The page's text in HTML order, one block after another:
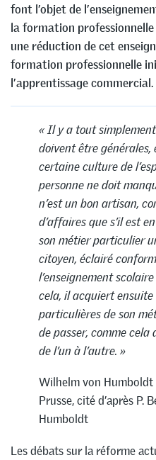
font l’objet de
la formation
une réduction de cet
formation professionnelle
l’apprentissage commercial.
« Il y a tout
doivent être
certaine culture de
personne ne doit
n’est un bon artisan,
d’affaires que s’il est
son métier particulier
citoyen, éclairé
l’enseignement
cela, il acquiert
particulières de son
de passer, comme
de l’un à l’autre. »
Wilhelm von
Prusse, cité d’après P.
Humboldt
Les débats sur la réforme